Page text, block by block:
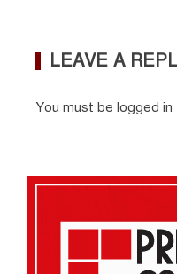
LEAVE A
You must be logged in